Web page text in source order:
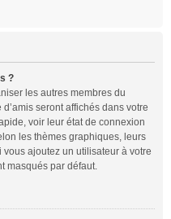
?
les autres membres du
seront affichés dans votre
voir leur état de connexion
les thèmes graphiques, leurs
ajoutez un utilisateur à votre
masqués par défaut.